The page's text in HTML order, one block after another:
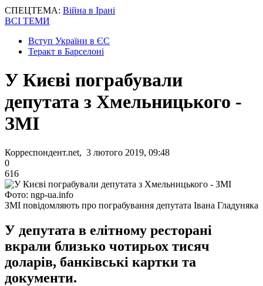
СПЕЦТЕМА: Війна в Ірані
ВСІ ТЕМИ
Вступ України в ЄС
Теракт в Барселоні
У Києві пограбували
депутата з Хмельницького -
ЗМІ
Корреспондент.net, 3 лютого 2019, 09:48
0
616
Фото: ngp-ua.info
ЗМІ повідомляють про пограбування депутата Івана Гладуняка
У депутата в елітному ресторані
вкрали близько чотирьох тисяч
доларів, банківські картки та
документи.